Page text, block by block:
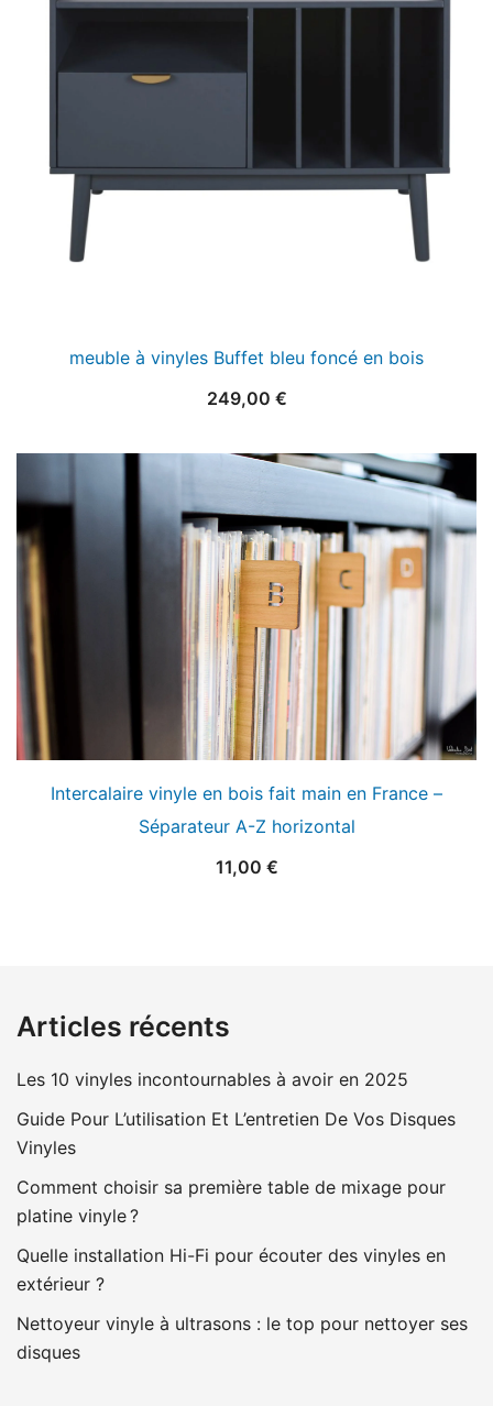
meuble à vinyles Buffet bleu foncé en bois
249,00 €
Intercalaire vinyle en bois fait main en France –
Séparateur A-Z horizontal
11,00 €
Articles récents
Les 10 vinyles incontournables à avoir en 2025
Guide Pour L’utilisation Et L’entretien De Vos Disques
Vinyles
Comment choisir sa première table de mixage pour
platine vinyle ?
Quelle installation Hi-Fi pour écouter des vinyles en
extérieur ?
Nettoyeur vinyle à ultrasons : le top pour nettoyer ses
disques